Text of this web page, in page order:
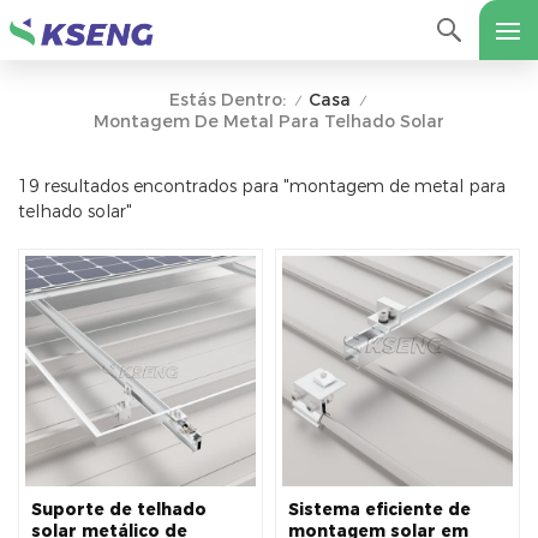
Estás Dentro: / Casa /
Montagem De Metal Para Telhado Solar
19 resultados encontrados para "montagem de metal para
telhado solar"
Suporte de telhado
solar metálico de
Sistema eficiente de
montagem solar em